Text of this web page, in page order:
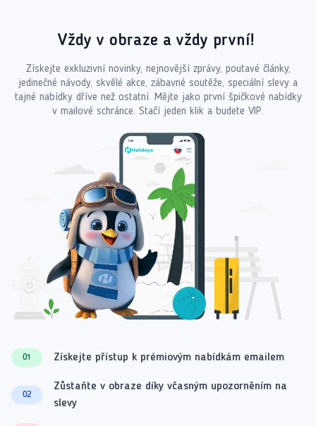
Vždy v obraze a vždy první!
Získejte exkluzivní novinky, nejnovější zprávy, poutavé články,
jedinečné návody, skvělé akce, zábavné soutěže, speciální slevy a
tajné nabídky dříve než ostatní. Mějte jako první špičkové nabídky
v mailové schránce. Stačí jeden klik a budete VIP.
01 Získejte přístup k prémiovým nabídkám emailem
02
Zůstaňte v obraze díky včasným upozorněním na
slevy